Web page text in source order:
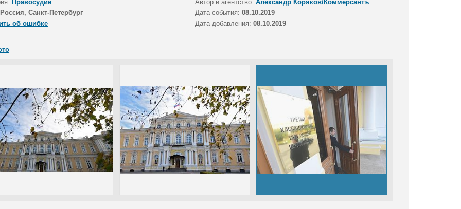
Правосудие Автор и агентство: Александр Коряков/Коммерсантъ
Россия, Санкт-Петербург Дата события: 08.10.2019
об ошибке
Дата добавления: 08.10.2019